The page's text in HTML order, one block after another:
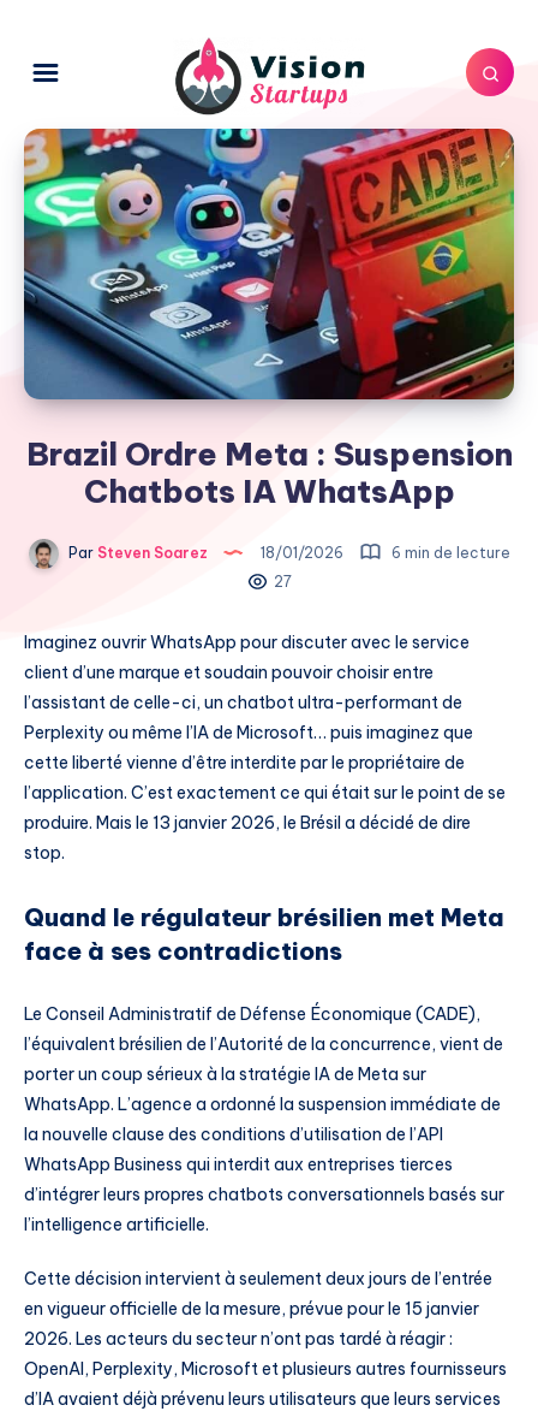
Brazil Ordre Meta : Suspension
Chatbots IA WhatsApp
ParSteven Soarez 18/01/2026
6 min de lecture
27
Imaginez ouvrir WhatsApp pour discuter avec le service
client d’une marque et soudain pouvoir choisir entre
l’assistant de celle-ci, un chatbot ultra-performant de
Perplexity ou même l’IA de Microsoft… puis imaginez que
cette liberté vienne d’être interdite par le propriétaire de
l’application. C’est exactement ce qui était sur le point de se
produire. Mais le 13 janvier 2026, le Brésil a décidé de dire
stop.
Quand le régulateur brésilien met Meta
face à ses contradictions
Le Conseil Administratif de Défense Économique (CADE),
l’équivalent brésilien de l’Autorité de la concurrence, vient de
porter un coup sérieux à la stratégie IA de Meta sur
WhatsApp. L’agence a ordonné la suspension immédiate de
la nouvelle clause des conditions d’utilisation de l’API
WhatsApp Business qui interdit aux entreprises tierces
d’intégrer leurs propres chatbots conversationnels basés sur
l’intelligence artificielle.
Cette décision intervient à seulement deux jours de l’entrée
en vigueur officielle de la mesure, prévue pour le 15 janvier
2026. Les acteurs du secteur n’ont pas tardé à réagir :
OpenAI, Perplexity, Microsoft et plusieurs autres fournisseurs
d’IA avaient déjà prévenu leurs utilisateurs que leurs services